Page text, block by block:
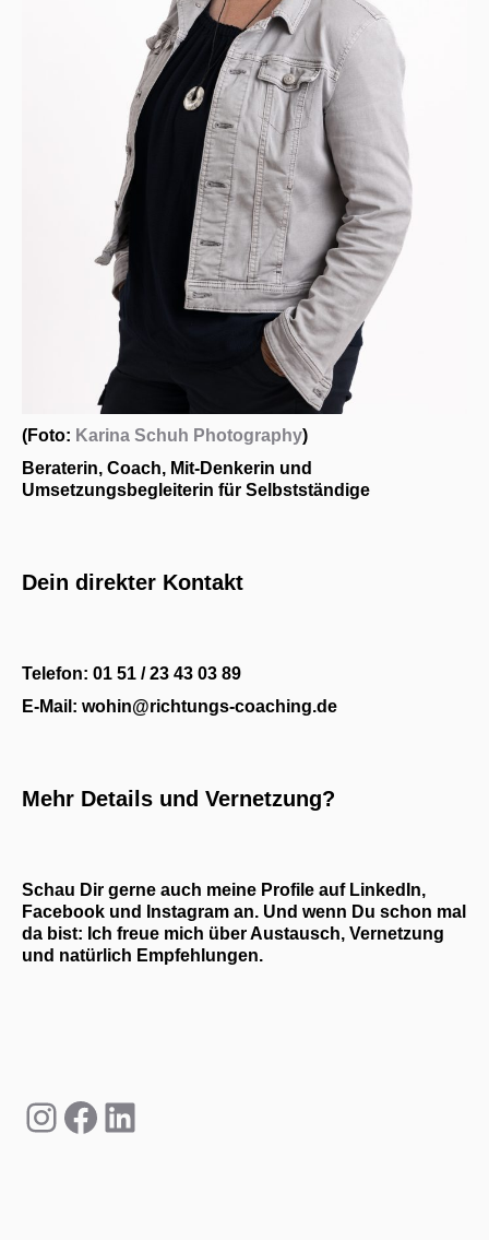
(Foto: Karina Schuh Photography)
Beraterin, Coach, Mit-Denkerin und
Umsetzungsbegleiterin für Selbstständige
Dein direkter Kontakt
Telefon: 01 51 / 23 43 03 89
E-Mail: wohin@richtungs-coaching.de
Mehr Details und Vernetzung?
Schau Dir gerne auch meine Profile auf LinkedIn,
Facebook und Instagram an. Und wenn Du schon mal
da bist: Ich freue mich über Austausch, Vernetzung
und natürlich Empfehlungen.
Instagram
Facebook
LinkedIn